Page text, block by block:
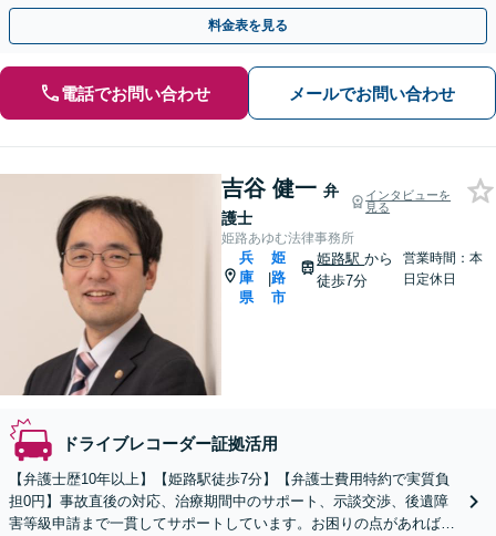
OK。難しい交渉はお任せください。
料金表を見る
電話でお問い合わせ メールでお問い合わせ
吉谷 健一 弁
護士
インタビューを
見る
姫路あゆむ法律事務所
兵
庫
県
|
姫
路
市
姫路駅から
徒歩7分
営業時間：本
日定休日
ドライブレコーダー証拠活用
【弁護士歴10年以上】【姫路駅徒歩7分】【弁護士費用特約で実質負
担0円】事故直後の対応、治療期間中のサポート、示談交渉、後遺障
害等級申請まで一貫してサポートしています。お困りの点があれば、